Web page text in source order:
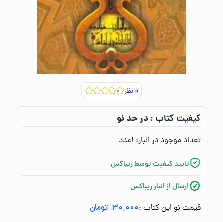
۰نظر
کیفیت کتاب :‌در حد نو
تعداد موجود در انبار:‌ ۱عدد
تایید کیفیت توسط ریباکس
ارسال از انبار ریباکس
قیمت نو این کتاب :۱۳۰٬۰۰۰ تومان